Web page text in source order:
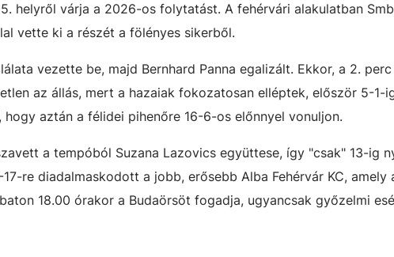
helyről várja a 2026-os folytatást. A fehérvári alakulatban
vette ki a részét a fölényes sikerből.
vezette be, majd Bernhard Panna egalizált. Ekkor, a 2.
az állás, mert a hazaiak fokozatosan elléptek, először 5-1-
aztán a félidei pihenőre 16-6-os előnnyel vonuljon.
a tempóból Suzana Lazovics együttese, így "csak" 13-ig
re diadalmaskodott a jobb, erősebb Alba Fehérvár KC, amely
18.00 órakor a Budaörsöt fogadja, ugyancsak győzelmi